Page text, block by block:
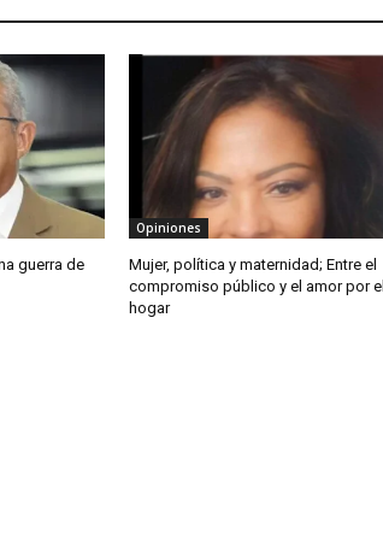
guerra de
Opiniones
Mujer, política y maternidad; Entre el
compromiso público y el amor por el
hogar